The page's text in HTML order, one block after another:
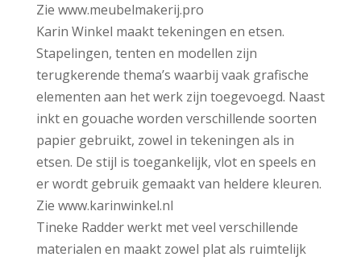
Zie www.meubelmakerij.pro
Karin Winkel maakt tekeningen en etsen.
Stapelingen, tenten en modellen zijn
terugkerende thema’s waarbij vaak grafische
elementen aan het werk zijn toegevoegd. Naast
inkt en gouache worden verschillende soorten
papier gebruikt, zowel in tekeningen als in
etsen. De stijl is toegankelijk, vlot en speels en
er wordt gebruik gemaakt van heldere kleuren.
Zie www.karinwinkel.nl
Tineke Radder werkt met veel verschillende
materialen en maakt zowel plat als ruimtelijk